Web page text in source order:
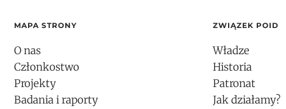
MAPA STRONY
O nas
Członkostwo
Projekty
Badania i raporty
ZWIĄZEK POID
Władze
Historia
Patronat
Jak działamy?